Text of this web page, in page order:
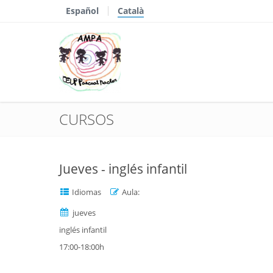
Español Català
CURSOS
Jueves - inglés infantil
Idiomas
Aula:
jueves
inglés infantil
17:00-18:00h